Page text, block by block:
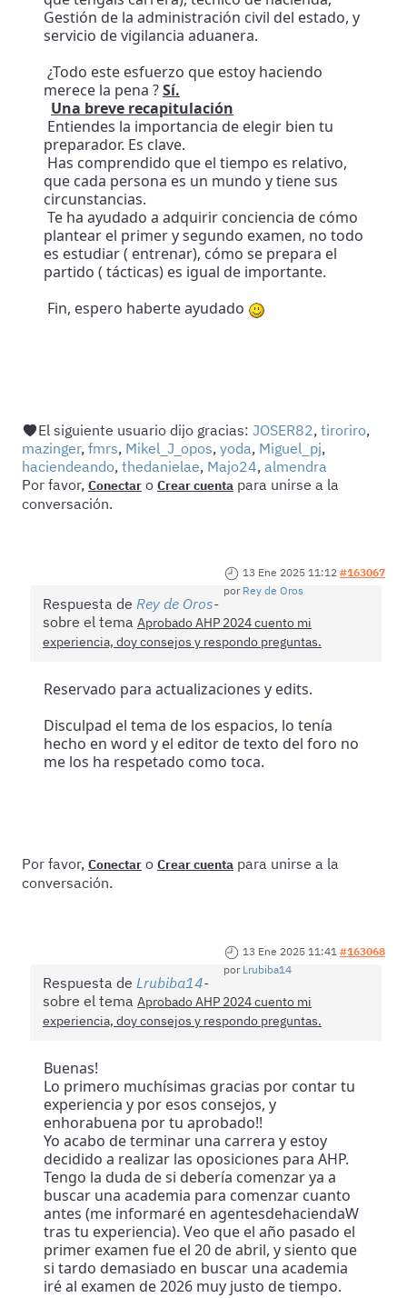
Gestión de la administración civil del estado, y
servicio de vigilancia aduanera.
¿Todo este esfuerzo que estoy haciendo
merece la pena ?Sí.
Una breve recapitulación
Entiendes la importancia de elegir bien tu
preparador. Es clave.
Has comprendido que el tiempo es relativo,
que cada persona es un mundo y tiene sus
circunstancias.
Te ha ayudado a adquirir conciencia de cómo
plantear el primer y segundo examen, no todo
es estudiar ( entrenar), cómo se prepara el
partido ( tácticas) es igual de importante.
Fin, espero haberte ayudado
El siguiente usuario dijo gracias: JOSER82, tiroriro,
mazinger, fmrs, Mikel_J_opos, yoda, Miguel_pj,
haciendeando, thedanielae, Majo24, almendra
Por favor, Conectar o Crear cuenta para unirse a la
conversación.
13 Ene 2025 11:12 #163067
por Rey de Oros
Respuesta de Rey de Oros
sobre el tema Aprobado AHP 2024 cuento mi
experiencia, doy consejos y respondo preguntas.
Reservado para actualizaciones y edits.
Disculpad el tema de los espacios, lo tenía
hecho en word y el editor de texto del foro no
me los ha respetado como toca.
Por favor, Conectar o Crear cuenta para unirse a la
conversación.
13 Ene 2025 11:41 #163068
por Lrubiba14
Respuesta de Lrubiba14
sobre el tema Aprobado AHP 2024 cuento mi
experiencia, doy consejos y respondo preguntas.
Buenas!
Lo primero muchísimas gracias por contar tu
experiencia y por esos consejos, y
enhorabuena por tu aprobado!!
Yo acabo de terminar una carrera y estoy
decidido a realizar las oposiciones para AHP.
Tengo la duda de si debería comenzar ya a
buscar una academia para comenzar cuanto
antes (me informaré en agentesdehaciendaW
tras tu experiencia). Veo que el año pasado el
primer examen fue el 20 de abril, y siento que
si tardo demasiado en buscar una academia
iré al examen de 2026 muy justo de tiempo.